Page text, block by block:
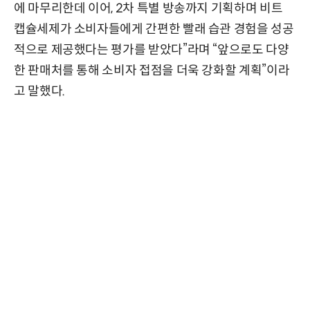
에 마무리한데 이어, 2차 특별 방송까지 기획하며 비트
캡슐세제가 소비자들에게 간편한 빨래 습관 경험을 성공
적으로 제공했다는 평가를 받았다”라며 “앞으로도 다양
한 판매처를 통해 소비자 접점을 더욱 강화할 계획”이라
고 말했다.